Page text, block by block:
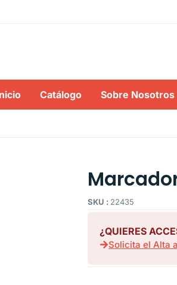
Catálogo Sobre Nosotros
SKU : 22435
¿QUIERES
Solicita el Alta